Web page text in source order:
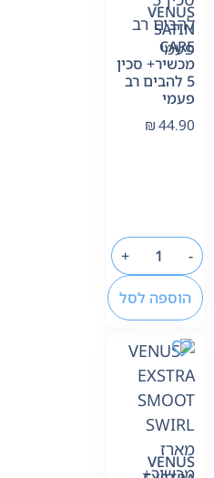
VENUS
SATIN
CARE
מכשיר+ סכין
5 להבים רב
פעמי
₪44.90
-
+
הוספה לסל
VENUS